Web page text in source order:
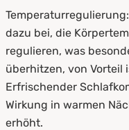
dazu bei, die
regulieren, was
überhitzen, von Vorteil
Erfrischender
Wirkung in warmen
erhöht.